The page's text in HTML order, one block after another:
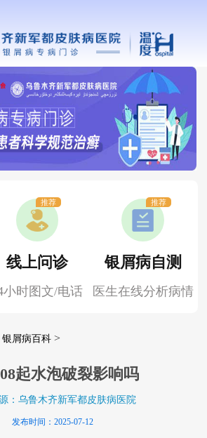
线上问诊
小时图文/电话
推荐
银屑病自测
医生在线分析病情
推荐
银屑病百科>
起水泡破裂影响吗
：乌鲁木齐新军都皮肤病医院
发布时间：2025-07-12